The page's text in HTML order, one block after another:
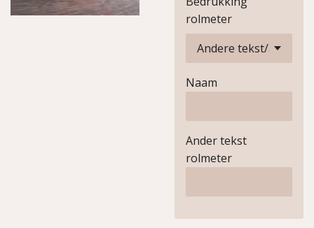
rolmeter
Naam
Ander tekst
rolmeter